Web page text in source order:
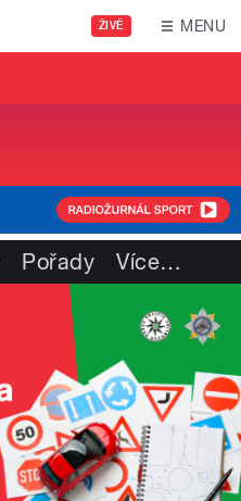
ŽIVĚ MENU
Pořady Více…